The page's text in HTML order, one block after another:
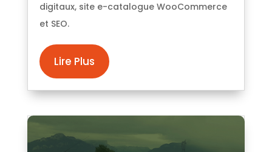
digitaux, site e-catalogue WooCommerce
et SEO.
Lire Plus